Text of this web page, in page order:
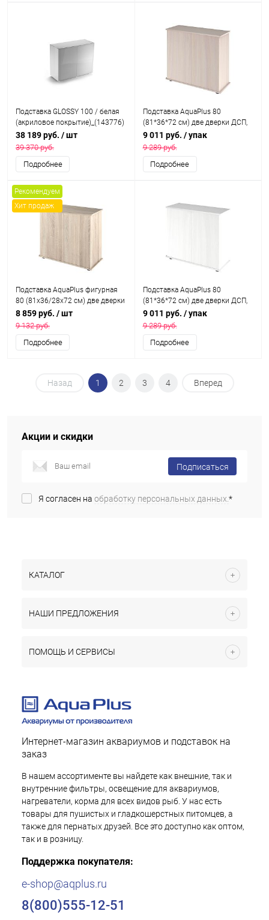
Подставка GLOSSY 100 / белая
(акриловое покрытие)_(143776)
38 189 руб. / шт
39 370 руб.
Подробнее
Подставка AquaPlus 80
(81*36*72 см) две дверки ДСП,
дуб сонома , в коробке,
подходит для модели
аквариума LUX П120
9 011 руб. / упак
9 289 руб.
Подробнее
Рекомендуем
Хит продаж
Подставка AquaPlus фигурная
80 (81х36/28х72 см) две дверки
ДСП, дуб сонома, в коробке,
подходит для модели
аквариума LUX Ф115
8 859 руб. / шт
9 132 руб.
Подробнее
Подставка AquaPlus 80
(81*36*72 см) две дверки ДСП,
белое дерево, в коробке,
подходит для модели
аквариума LUX П120
9 011 руб. / упак
9 289 руб.
Подробнее
Назад 1 2 3 4 Вперед
Акции и скидки
Подписаться
Я согласен на обработку персональных данных.*
КАТАЛОГ
НАШИ ПРЕДЛОЖЕНИЯ
ПОМОЩЬ И СЕРВИСЫ
Интернет-магазин аквариумов и подставок на
заказ
В нашем ассортименте вы найдете как внешние, так и
внутренние фильтры, освещение для аквариумов,
нагреватели, корма для всех видов рыб. У нас есть
товары для пушистых и гладкошерстных питомцев, а
также для пернатых друзей. Все это доступно как оптом,
так и в розницу.
Поддержка покупателя:
e-shop@aqplus.ru
8(800)555-12-51